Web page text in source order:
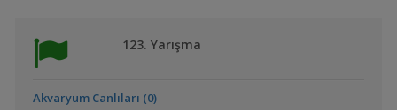
123. Yarışma
Akvaryum Canlıları (0)